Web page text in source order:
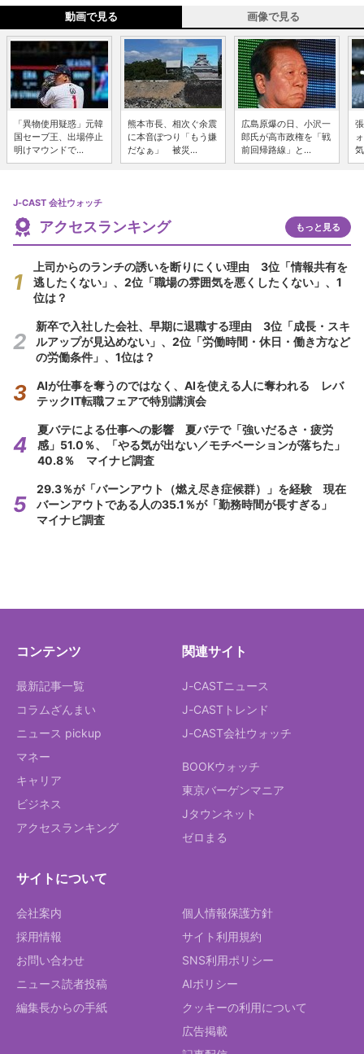
動画で見る 画像で見る
「異物使用疑惑」元韓
国セーブ王、出場停止
明けマウンドで...
熊本市長、相次ぐ余震
に本音ぽつり「もう嫌
だなぁ」 被災...
広島原爆の日、小沢一
郎氏が高市政権を「戦
前回帰路線」と...
J-CAST 会社ウォッチ
アクセスランキング もっと見る
上司からのランチの誘いを断りにくい理由 3位「情報共有を
逃したくない」、2位「職場の雰囲気を悪くしたくない」、1
位は？
新卒で入社した会社、早期に退職する理由 3位「成長・スキ
ルアップが見込めない」、2位「労働時間・休日・働き方など
の労働条件」、1位は？
AIが仕事を奪うのではなく、AIを使える人に奪われる レバ
テックIT転職フェアで特別講演会
夏バテによる仕事への影響 夏バテで「強いだるさ・疲労
感」51.0％、「やる気が出ない／モチベーションが落ちた」
40.8％ マイナビ調査
29.3％が「バーンアウト（燃え尽き症候群）」を経験 現在
バーンアウトである人の35.1％が「勤務時間が長すぎる」
マイナビ調査
コンテンツ
最新記事一覧
コラムざんまい
ニュース pickup
マネー
キャリア
ビジネス
アクセスランキング
関連サイト
J-CASTニュース
J-CASTトレンド
J-CAST会社ウォッチ
BOOKウォッチ
東京バーゲンマニア
Jタウンネット
ゼロまる
サイトについて
会社案内
採用情報
お問い合わせ
ニュース読者投稿
編集長からの手紙
個人情報保護方針
サイト利用規約
SNS利用ポリシー
AIポリシー
クッキーの利用について
広告掲載